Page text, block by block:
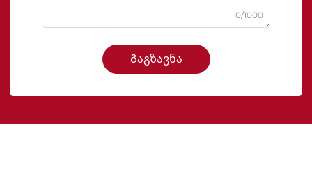
0/1000
Გაგზავნა